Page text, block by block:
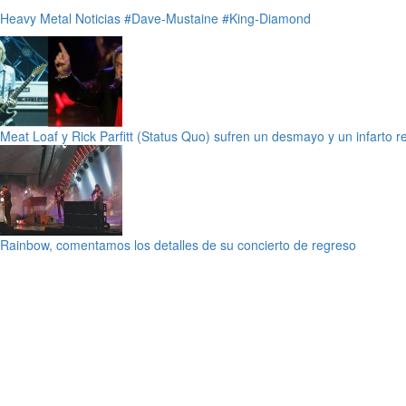
Heavy Metal Noticias #Dave-Mustaine #King-Diamond
Meat Loaf y Rick Parfitt (Status Quo) sufren un desmayo y un infarto
Rainbow, comentamos los detalles de su concierto de regreso